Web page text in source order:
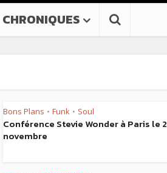
CHRONIQUES
Bons Plans • Funk • Soul
Conférence Stevie Wonder à Paris le 2
novembre